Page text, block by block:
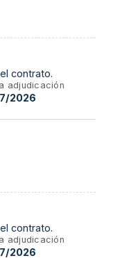
contrato.
adjudicación
2026
contrato.
adjudicación
2026